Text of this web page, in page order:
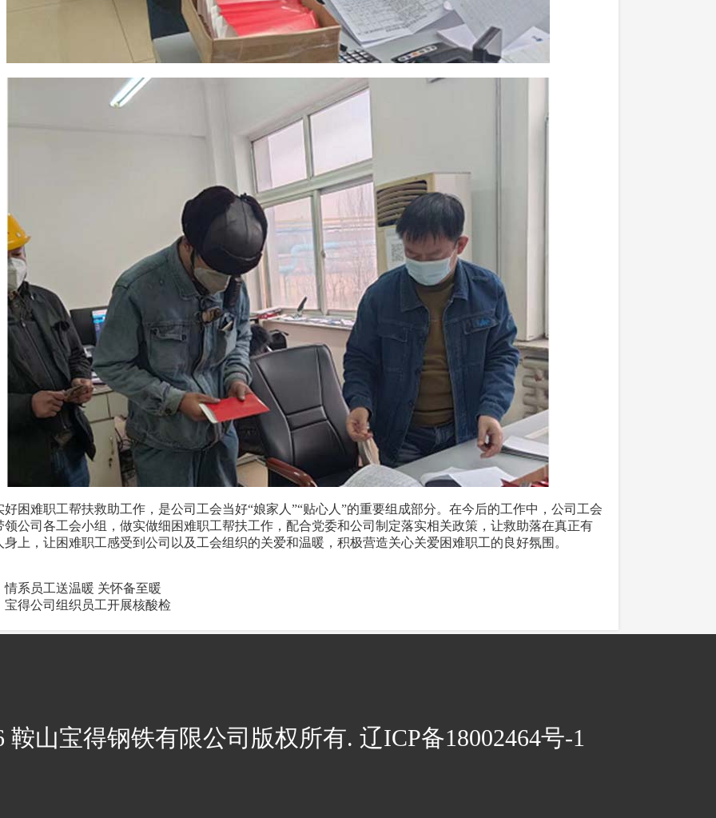
难职工帮扶救助工作，是公司工会当好“娘家人”“贴心人”的重要组成部分。在今后的工作中，公司工会
领公司各工会小组，做实做细困难职工帮扶工作，配合党委和公司制定落实相关政策，让救助落在真正有
身上，让困难职工感受到公司以及工会组织的关爱和温暖，积极营造关心关爱困难职工的良好氛围。
情系员工送温暖 关怀备至暖
宝得公司组织员工开展核酸检
山宝得钢铁有限公司版权所有. 辽ICP备18002464号-1